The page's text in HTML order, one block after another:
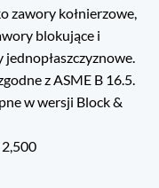
zawory kołnierzowe,
blokujące i
z ASME B 16.5.
w wersji Block &